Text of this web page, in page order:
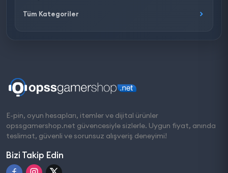
Tüm Kategoriler
E-pin, oyun hesapları, itemler ve dijital ürünler
opssgamershop.net güvencesiyle sizlerle. Uygun fiyat, anında
teslimat, güvenli ve sorunsuz alışveriş deneyimi!
Bizi Takip Edin